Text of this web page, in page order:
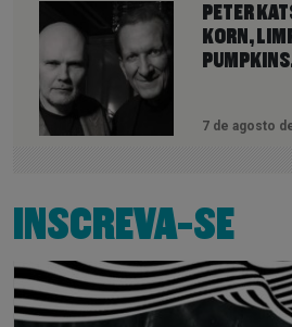
PETER
KORN,
7 de agosto
INSCREVA-SE